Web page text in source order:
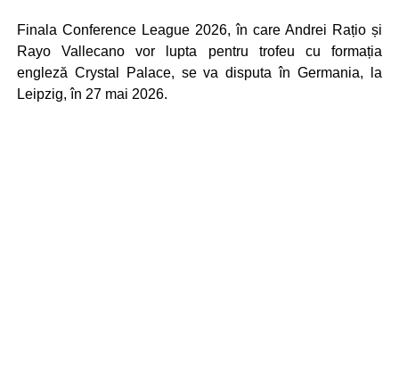
Finala Conference League 2026, în care Andrei Rațio și
Rayo Vallecano vor lupta pentru trofeu cu formația
engleză Crystal Palace, se va disputa în Germania, la
Leipzig, în 27 mai 2026.